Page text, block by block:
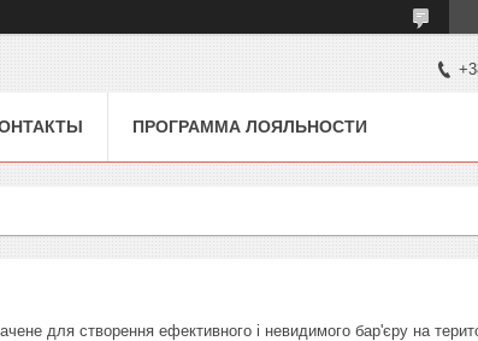
ПРОГРАММА ЛОЯЛЬНОСТИ
для створення ефективного і невидимого бар'єру на